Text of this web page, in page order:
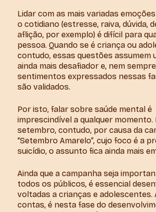
Lidar com as mais variadas
o cotidiano (estresse, raiva, dúvida,
aflição, por exemplo) é difícil para
pessoa. Quando se é criança ou
contudo, essas questões assumem
ainda mais desafiador e, nem
sentimentos expressados nessas
são validados.
Por isto, falar sobre saúde mental é
imprescindível a qualquer momento.
setembro, contudo, por causa da
“Setembro Amarelo”, cujo foco é a
suicídio, o assunto fica ainda mais
Ainda que a campanha seja
todos os públicos, é essencial
voltadas a crianças e adolescentes.
contas, é nesta fase do